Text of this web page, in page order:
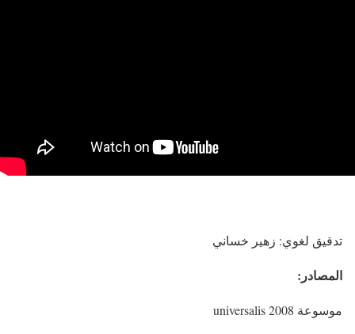
تدقيق لغوي: زهير خساني
المصادر:
موسوعة universalis 2008